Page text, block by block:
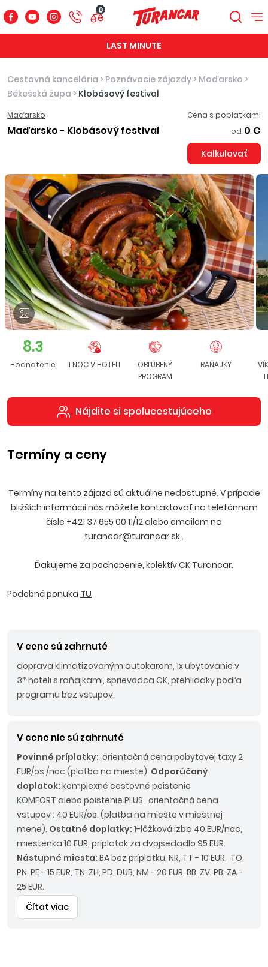
0
LAST MINUTE
Cestovná kancelária > Poznávacie zájazdy > Maďarsko >
Békešská župa > Klobásový festival
Maďarsko
Maďarsko - Klobásový festival
Cena s poplatkami
od 0 €
Kalkulovať
8.3
Hodnotenie 1 NOC V HOTELI
OBĽÚBENÝ
PROGRAM
RAŇAJKY
Nájdite si spolucestujúceho
Termíny a ceny
Termíny na tento zájazd sú aktuálne nedostupné. V prípade
bližších informácií nás môžete kontaktovať na telefónnom
čísle +421 37 655 00 11/12 alebo emailom na
turancar@turancar.sk.
Ďakujeme za pochopenie, kolektív CK Turancar.
Podobná ponuka TU
V cene sú zahrnuté
doprava klimatizovaným autokarom, 1x ubytovanie v
3* hoteli s raňajkami, sprievodca CK, prehliadky podľa
programu bez vstupov.
V cene nie sú zahrnuté
Povinné príplatky: orientačná cena pobytovej taxy 2
EUR/os./noc (platba na mieste). Odporúčaný
doplatok: komplexné cestovné poistenie
KOMFORT alebo poistenie PLUS, orientačná cena
vstupov : 40 EUR/os. (platba na mieste v miestnej
mene). Ostatné doplatky: 1-lôžková izba 40 EUR/noc,
miestenka 10 EUR, príplatok za dvojsedadlo 95 EUR.
Nástupné miesta: BA bez príplatku, NR, TT - 10 EUR, TO,
PN, PE - 15 EUR, TN, ZH, PD, DUB, NM - 20 EUR, BB, ZV, PB, ZA -
25 EUR.
Čítať viac